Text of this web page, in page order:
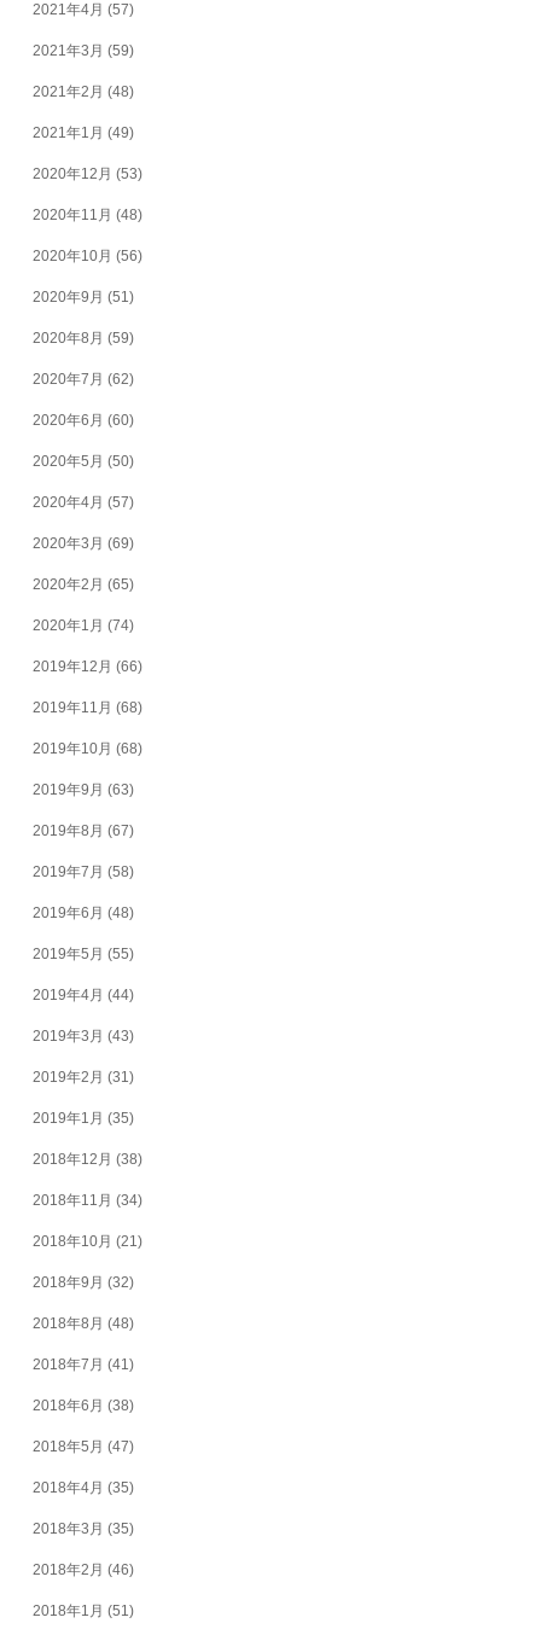
2021年4月 (57)
2021年3月 (59)
2021年2月 (48)
2021年1月 (49)
2020年12月 (53)
2020年11月 (48)
2020年10月 (56)
2020年9月 (51)
2020年8月 (59)
2020年7月 (62)
2020年6月 (60)
2020年5月 (50)
2020年4月 (57)
2020年3月 (69)
2020年2月 (65)
2020年1月 (74)
2019年12月 (66)
2019年11月 (68)
2019年10月 (68)
2019年9月 (63)
2019年8月 (67)
2019年7月 (58)
2019年6月 (48)
2019年5月 (55)
2019年4月 (44)
2019年3月 (43)
2019年2月 (31)
2019年1月 (35)
2018年12月 (38)
2018年11月 (34)
2018年10月 (21)
2018年9月 (32)
2018年8月 (48)
2018年7月 (41)
2018年6月 (38)
2018年5月 (47)
2018年4月 (35)
2018年3月 (35)
2018年2月 (46)
2018年1月 (51)